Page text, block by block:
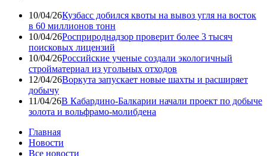
10/04/26Кузбасс добился квоты на вывоз угля на восток
в 60 миллионов тонн
10/04/26Росприроднадзор проверит более 3 тысяч
поисковых лицензий
10/04/26Российские ученые создали экологичный
стройматериал из угольных отходов
12/04/26Воркута запускает новые шахты и расширяет
добычу
11/04/26В Кабардино-Балкарии начали проект по добыче
золота и вольфрамо-молибдена
Главная
Новости
Все новости